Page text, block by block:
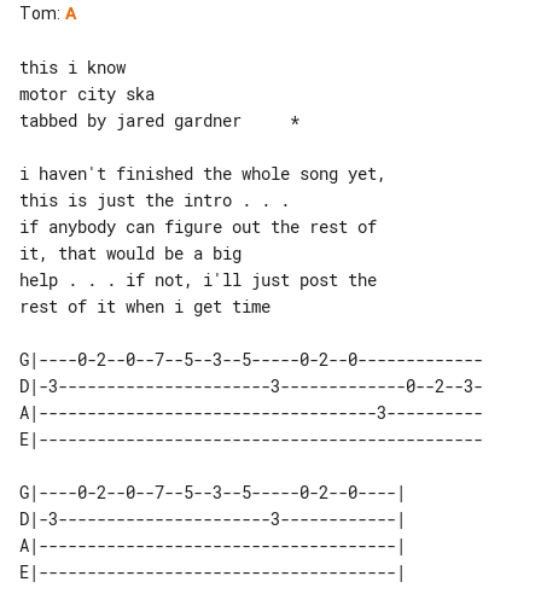
Tom: A
this i know
motor city ska
tabbed by jared gardner     *
i haven't finished the whole song yet,
this is just the intro . . .
if anybody can figure out the rest of
it, that would be a big
help . . . if not, i'll just post the
rest of it when i get time
G|----0-2--0--7--5--3--5-----0-2--0-------------
D|-3----------------------3-------------0--2--3-
A|-----------------------------------3----------
E|----------------------------------------------
G|----0-2--0--7--5--3--5-----0-2--0----|
D|-3----------------------3------------|
A|-------------------------------------|
E|-------------------------------------|